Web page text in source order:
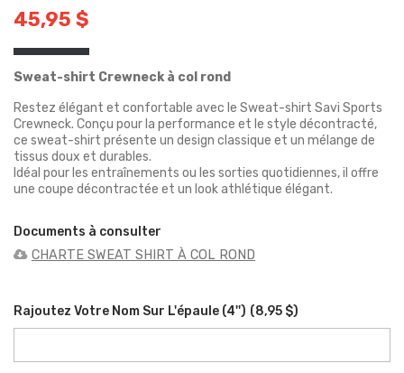
45,95 $
Sweat-shirt Crewneck à col rond
Restez élégant et confortable avec le Sweat-shirt Savi Sports
Crewneck. Conçu pour la performance et le style décontracté,
ce sweat-shirt présente un design classique et un mélange de
tissus doux et durables.
Idéal pour les entraînements ou les sorties quotidiennes, il offre
une coupe décontractée et un look athlétique élégant.
Documents à consulter
​CHARTE SWEAT SHIRT À COL ROND
Rajoutez Votre Nom Sur L'épaule (4'') (8,95 $)